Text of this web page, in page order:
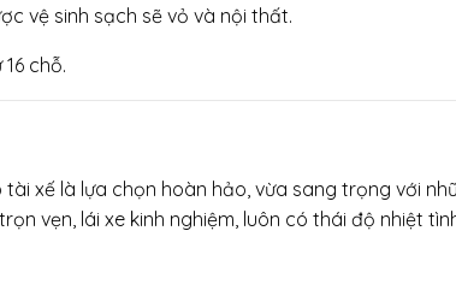
vệ sinh sạch sẽ vỏ và nội thất.
chỗ.
xế là lựa chọn hoàn hảo, vừa sang trọng với
vẹn, lái xe kinh nghiệm, luôn có thái độ nhiệt